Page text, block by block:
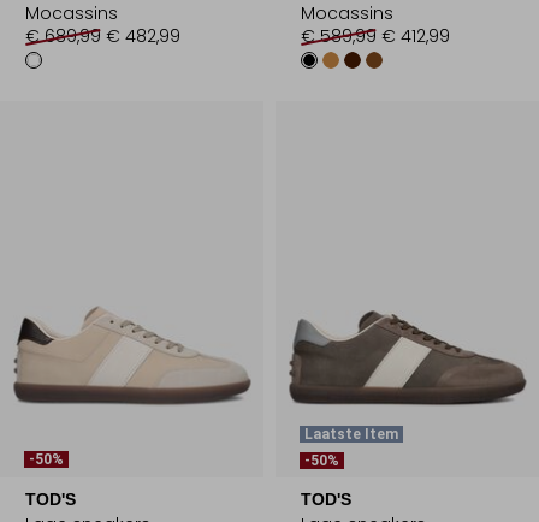
Mocassins
€ 689,99 € 482,99
Mocassins
€ 589,99 € 412,99
-50%
TOD'S
Laatste Item
-50%
TOD'S